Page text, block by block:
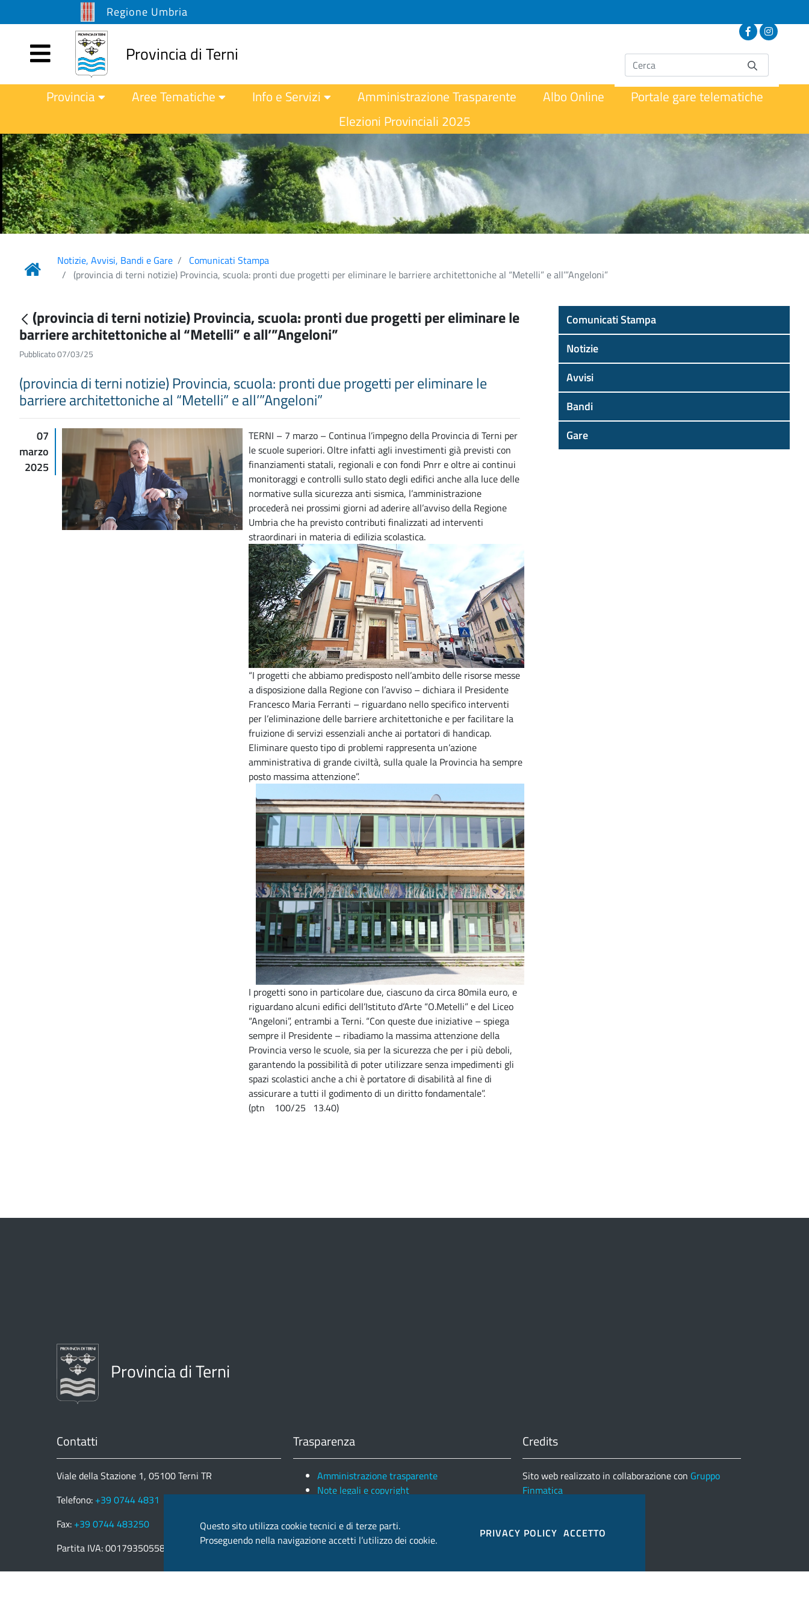
Regione Umbria
Provincia di Terni
Provincia Aree Tematiche Info e Servizi Amministrazione Trasparente Albo Online
Portale gare telematiche
Elezioni Provinciali 2025
Notizie, Avvisi, Bandi e Gare
Comunicati Stampa
(provincia di terni notizie) Provincia, scuola: pronti due progetti per eliminare le barriere architettoniche al “Metelli” e all’”Angeloni”
(provincia di terni notizie) Provincia, scuola: pronti due progetti per eliminare le
barriere architettoniche al “Metelli” e all’”Angeloni”
Pubblicato 07/03/25
(provincia di terni notizie) Provincia, scuola: pronti due progetti per eliminare le
barriere architettoniche al “Metelli” e all’”Angeloni”
07
marzo
2025
TERNI – 7 marzo – Continua l’impegno della Provincia di Terni per
le scuole superiori. Oltre infatti agli investimenti già previsti con
finanziamenti statali, regionali e con fondi Pnrr e oltre ai continui
monitoraggi e controlli sullo stato degli edifici anche alla luce delle
normative sulla sicurezza anti sismica, l’amministrazione
procederà nei prossimi giorni ad aderire all’avviso della Regione
Umbria che ha previsto contributi finalizzati ad interventi
straordinari in materia di edilizia scolastica.
“I progetti che abbiamo predisposto nell’ambito delle risorse messe
a disposizione dalla Regione con l’avviso – dichiara il Presidente
Francesco Maria Ferranti – riguardano nello specifico interventi
per l’eliminazione delle barriere architettoniche e per facilitare la
fruizione di servizi essenziali anche ai portatori di handicap.
Eliminare questo tipo di problemi rappresenta un’azione
amministrativa di grande civiltà, sulla quale la Provincia ha sempre
posto massima attenzione”.
I progetti sono in particolare due, ciascuno da circa 80mila euro, e
riguardano alcuni edifici dell’Istituto d’Arte “O.Metelli” e del Liceo
“Angeloni”, entrambi a Terni. “Con queste due iniziative – spiega
sempre il Presidente – ribadiamo la massima attenzione della
Provincia verso le scuole, sia per la sicurezza che per i più deboli,
garantendo la possibilità di poter utilizzare senza impedimenti gli
spazi scolastici anche a chi è portatore di disabilità al fine di
assicurare a tutti il godimento di un diritto fondamentale”.
(ptn 100/25 13.40)
Comunicati Stampa
Notizie
Avvisi
Bandi
Gare
Provincia di Terni
Contatti
Viale della Stazione 1, 05100 Terni TR
Telefono: +39 0744 4831
Fax: +39 0744 483250
Partita IVA: 00179350558
Trasparenza
Amministrazione trasparente
Note legali e copyright
Credits
Sito web realizzato in collaborazione con Gruppo
Finmatica
Questo sito utilizza cookie tecnici e di terze parti.
Proseguendo nella navigazione accetti l’utilizzo dei cookie.
PRIVACY POLICY ACCETTO